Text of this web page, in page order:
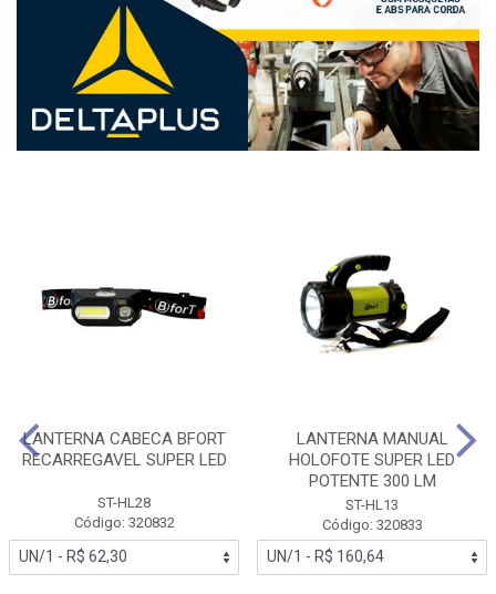
LANTERNA CABECA BFORT
RECARREGAVEL SUPER LED
ST-HL28
Código: 320832
LANTERNA MANUAL
HOLOFOTE SUPER LED
POTENTE 300 LM
ST-HL13
Código: 320833